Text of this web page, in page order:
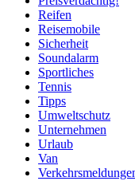
Reifen
Reisemobile
Sicherheit
Soundalarm
Sportliches
Tennis
Tipps
Umweltschutz
Unternehmen
Urlaub
Van